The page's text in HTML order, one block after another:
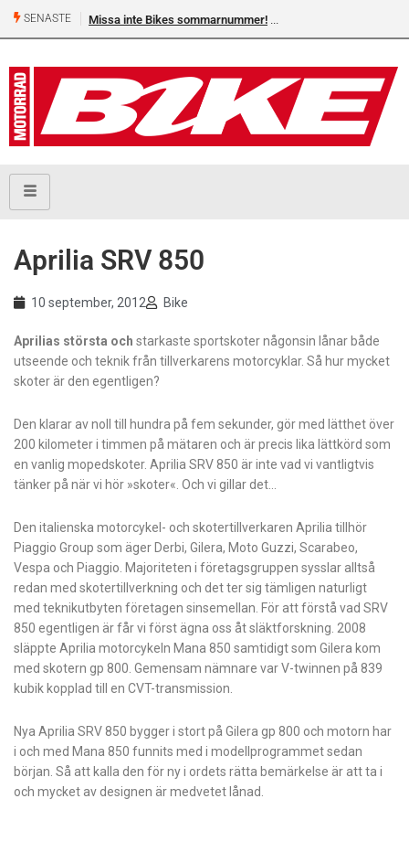
SENASTE Missa inte Bikes sommarnummer!
Aprilia SRV 850
10 september, 2012 Bike
Aprilias största och starkaste sportskoter någonsin lånar både
utseende och teknik från tillverkarens motorcyklar. Så hur mycket
skoter är den egentligen?
Den klarar av noll till hundra på fem sekunder, gör med lätthet över
200 kilometer i timmen på mätaren och är precis lika lättkörd som
en vanlig mopedskoter. Aprilia SRV 850 är inte vad vi vantligtvis
tänker på när vi hör »skoter«. Och vi gillar det…
Den italienska motorcykel- och skotertillverkaren Aprilia tillhör
Piaggio Group som äger Derbi, Gilera, Moto Guzzi, Scarabeo,
Vespa och Piaggio. Majoriteten i företagsgruppen sysslar alltså
redan med skotertillverkning och det ter sig tämligen naturligt
med teknikutbyten företagen sinsemellan. För att förstå vad SRV
850 egentligen är får vi först ägna oss åt släktforskning. 2008
släppte Aprilia motorcykeln Mana 850 samtidigt som Gilera kom
med skotern gp 800. Gemensam nämnare var V-twinnen på 839
kubik kopplad till en CVT-transmission.
Nya Aprilia SRV 850 bygger i stort på Gilera gp 800 och motorn har
i och med Mana 850 funnits med i modellprogrammet sedan
början. Så att kalla den för ny i ordets rätta bemärkelse är att ta i
och mycket av designen är medvetet lånad.